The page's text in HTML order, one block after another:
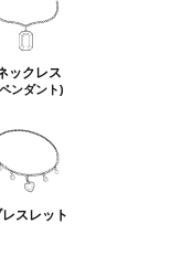
ックレス
ンダント)
レスレット